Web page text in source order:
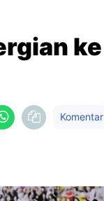
ke
Komentar